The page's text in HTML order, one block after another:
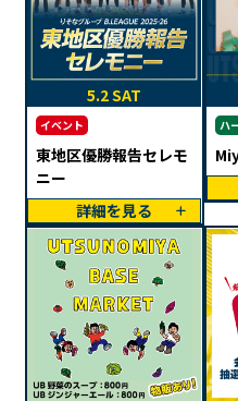
5.2 SAT
イベント
東地区優勝報告セレモ
ニー
詳細を見る
ハ